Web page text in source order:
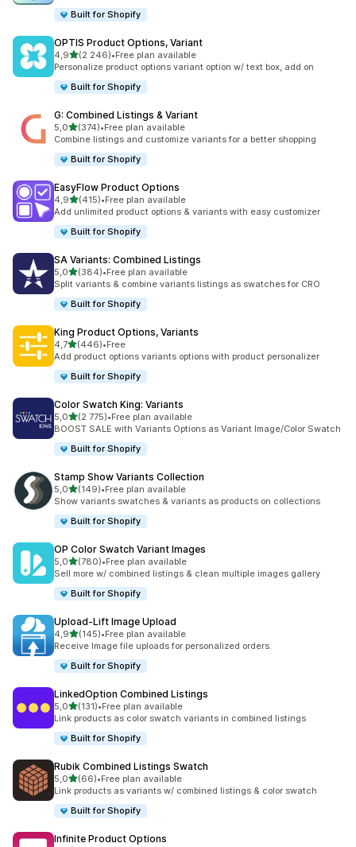
Built for Shopify
OPTIS Product Options, Variant
4,9/ 5 tähteä
(2 246)
2246 arvostelua yhteensä
•Free plan available
Personalize product options variant option w/ text box, add on
Built for Shopify
G: Combined Listings & Variant
5,0/ 5 tähteä
(374)
374 arvostelua yhteensä
•Free plan available
Combine listings and customize variants for a better shopping
Built for Shopify
EasyFlow Product Options
4,9/ 5 tähteä
(415)
415 arvostelua yhteensä
•Free plan available
Add unlimited product options & variants with easy customizer
Built for Shopify
SA Variants: Combined Listings
5,0/ 5 tähteä
(384)
384 arvostelua yhteensä
•Free plan available
Split variants & combine variants listings as swatches for CRO
Built for Shopify
King Product Options, Variants
4,7/ 5 tähteä
(446)
446 arvostelua yhteensä
•Free
Add product options variants options with product personalizer
Built for Shopify
Color Swatch King: Variants
5,0/ 5 tähteä
(2 775)
2775 arvostelua yhteensä
•Free plan available
BOOST SALE with Variants Options as Variant Image/Color Swatch
Built for Shopify
Stamp Show Variants Collection
5,0/ 5 tähteä
(149)
149 arvostelua yhteensä
•Free plan available
Show variants swatches & variants as products on collections
Built for Shopify
OP Color Swatch Variant Images
5,0/ 5 tähteä
(780)
780 arvostelua yhteensä
•Free plan available
Sell more w/ combined listings & clean multiple images gallery
Built for Shopify
Upload‑Lift Image Upload
4,9/ 5 tähteä
(145)
145 arvostelua yhteensä
•Free plan available
Receive Image file uploads for personalized orders.
Built for Shopify
LinkedOption Combined Listings
5,0/ 5 tähteä
(131)
131 arvostelua yhteensä
•Free plan available
Link products as color swatch variants in combined listings
Built for Shopify
Rubik Combined Listings Swatch
5,0/ 5 tähteä
(66)
66 arvostelua yhteensä
•Free plan available
Link products as variants w/ combined listings & color swatch
Built for Shopify
Infinite Product Options